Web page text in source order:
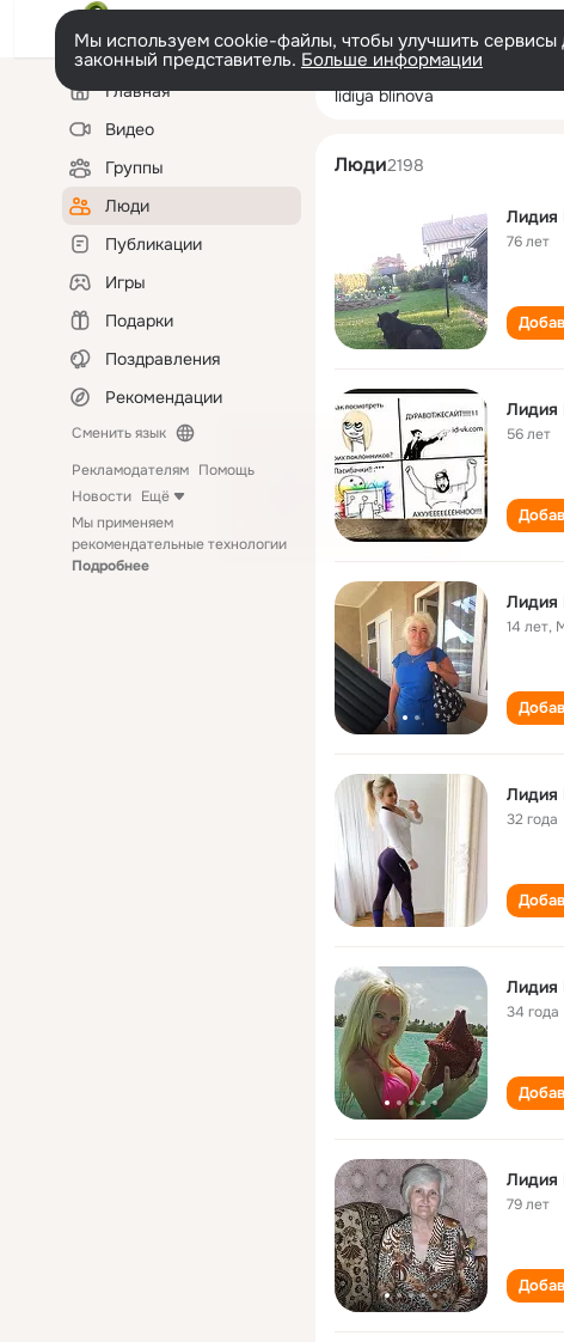
Мы используем cookie-файлы, чтобы улучшить сервисы
законный представитель. Больше информации
Левая
колонкаГлавная
Видео
Группы
Люди
Публикации
Игры
Подарки
Поздравления
Рекомендации
Сменить язык
Рекламодателям Помощь
Новости Ещё
Мы применяем
рекомендательные технологии
Подробнее
lidiya blinova
Люди2198
Лидия
76 лет
Лидия
56 лет
Лидия
14 лет,
Лидия
32 года
Лидия
34 года
Лидия
79 лет